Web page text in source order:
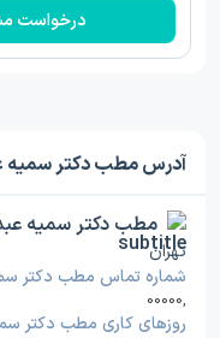
درخواست
آدرس مطب دکتر سمیه
مطب دکتر سمیه
تهران
شماره تماس مطب دکتر
00000,
روز‌های کاری مطب دکتر